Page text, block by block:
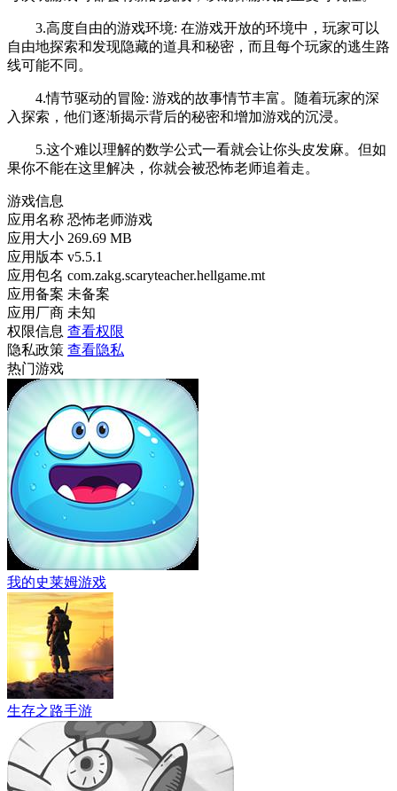
3.高度自由的游戏环境: 在游戏开放的环境中，玩家可以
自由地探索和发现隐藏的道具和秘密，而且每个玩家的逃生路
线可能不同。
4.情节驱动的冒险: 游戏的故事情节丰富。随着玩家的深
入探索，他们逐渐揭示背后的秘密和增加游戏的沉浸。
5.这个难以理解的数学公式一看就会让你头皮发麻。但如
果你不能在这里解决，你就会被恐怖老师追着走。
游戏信息
应用名称 恐怖老师游戏
应用大小 269.69 MB
应用版本 v5.5.1
应用包名 com.zakg.scaryteacher.hellgame.mt
应用备案 未备案
应用厂商 未知
权限信息 查看权限
隐私政策 查看隐私
热门游戏
我的史莱姆游戏
生存之路手游